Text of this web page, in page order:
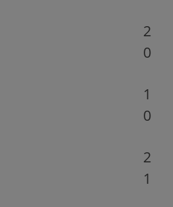
2
0
1
0
2
1